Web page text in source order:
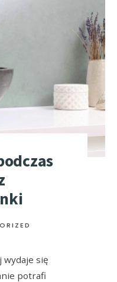
wydaje się
potrafi